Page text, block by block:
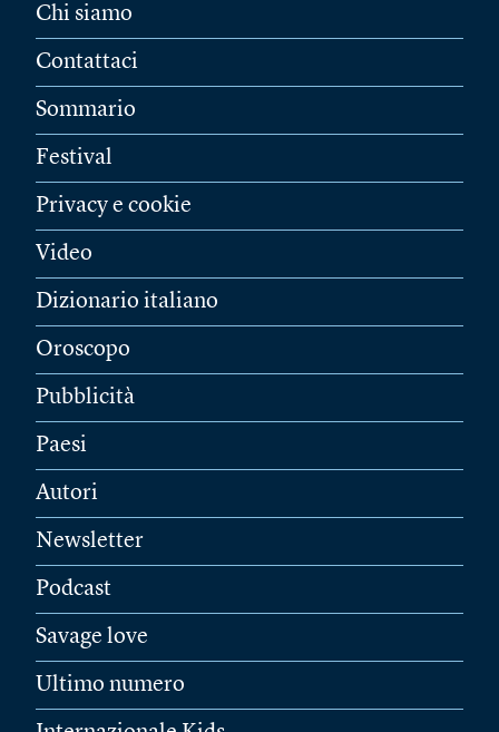
Chi siamo
Contattaci
Sommario
Festival
Privacy e cookie
Video
Dizionario italiano
Oroscopo
Pubblicità
Paesi
Autori
Newsletter
Podcast
Savage love
Ultimo numero